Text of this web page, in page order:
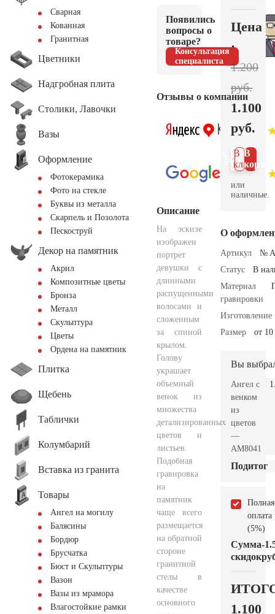
Сварная
Кованная
Гранитная
Цветники
Надгробная плита
Столики, Лавочки
Вазы
Оформление
Фотокерамика
Фото на стекле
Буквы из металла
Скарпель и Позолота
Пескоструй
Декор на памятник
Акрил
Композитные цветы
Бронза
Металл
Скульптура
Цветы
Ордена на памятник
Плитка
Щебень
Таблички
Колумбарий
Вставка из гранита
Товары
Ангел на могилу
Балясины
Бордюр
Брусчатка
Бюст и Скульптуры
Вазон
Вазы из мрамора
Влагостойкие рамки
Появились
вопросы о
товаре?
Консультация
специалиста
Отзывы о компании
Описание
На эскизе
изображен
портрет
девушки с
длинными
распущенными
волосами и
сложенным
за спиной
крылом.
Голову
украшает
объемный
венок из
множества
детализированных
цветов и
листьев.
Подобная
гравировка
на
памятник
чаще всего
размещается
на обратной
стороне
гранитной
стелы в
качестве
основного
Цена
:
1.200
руб.
1.100
руб.
В
В 1
клик
или
наличные.
О
Артикул
№
Статус
В
Материал
гравировки
Изготовление
Размер
от
Вы
Ангел с
венком
из
цветов
—
AM8041
Подитог
Полная
оплата
(5%)
Сумма
скидок
-
1.100